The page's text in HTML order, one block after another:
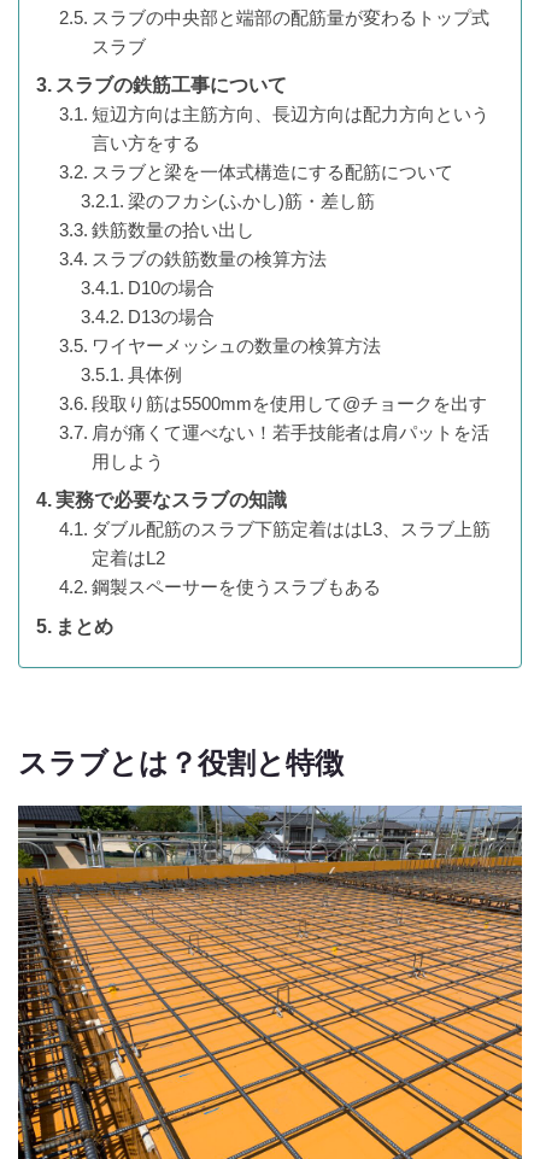
スラブの中央部と端部の配筋量が変わるトップ式
スラブ
スラブの鉄筋工事について
短辺方向は主筋方向、長辺方向は配力方向という
言い方をする
スラブと梁を一体式構造にする配筋について
梁のフカシ(ふかし)筋・差し筋
鉄筋数量の拾い出し
スラブの鉄筋数量の検算方法
D10の場合
D13の場合
ワイヤーメッシュの数量の検算方法
具体例
段取り筋は5500mmを使用して@チョークを出す
肩が痛くて運べない！若手技能者は肩パットを活
用しよう
実務で必要なスラブの知識
ダブル配筋のスラブ下筋定着ははL3、スラブ上筋
定着はL2
鋼製スペーサーを使うスラブもある
まとめ
スラブとは？役割と特徴